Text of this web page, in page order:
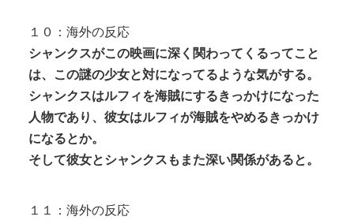
１０：海外の反応
シャンクスがこの映画に深く関わってくるってこと
は、この謎の少女と対になってるような気がする。
シャンクスはルフィを海賊にするきっかけになった
人物であり、彼女はルフィが海賊をやめるきっかけ
になるとか。
そして彼女とシャンクスもまた深い関係があると。
１１：海外の反応